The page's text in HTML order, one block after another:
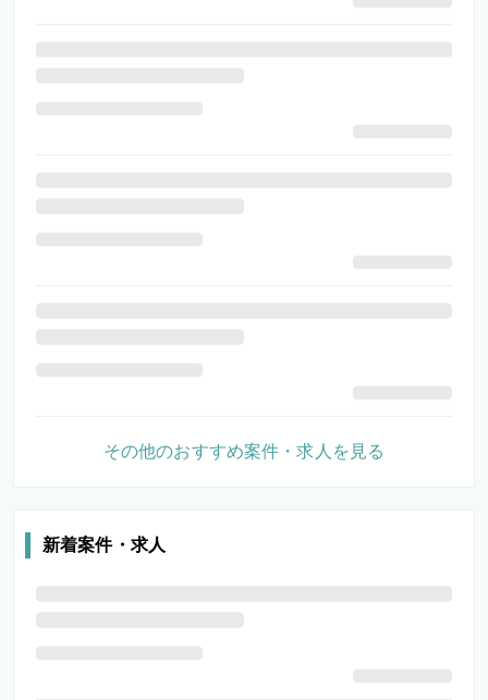
その他のおすすめ案件・求人を見る
新着案件・求人